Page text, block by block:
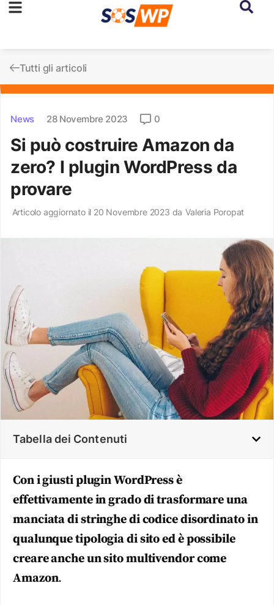
Tutti gli articoli
News 28 Novembre 2023 0
Si può costruire Amazon da
zero? I plugin WordPress da
provare
Articolo aggiornato il 20 Novembre 2023 da Valeria Poropat
Tabella dei Contenuti
Con i giusti plugin WordPress è
effettivamente in grado di trasformare una
manciata di stringhe di codice disordinato in
qualunque tipologia di sito ed è possibile
creare anche un sito multivendor come
Amazon.